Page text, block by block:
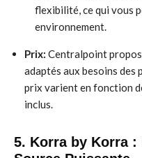
flexibilité, ce qui vous
environnement.
Prix: Centralpoint
adaptés aux besoins des
prix varient en fonction
inclus.
5. Korra by Korra :